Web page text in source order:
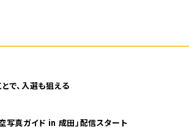
で、入選も狙える
写真ガイド in 成田」配信スタート